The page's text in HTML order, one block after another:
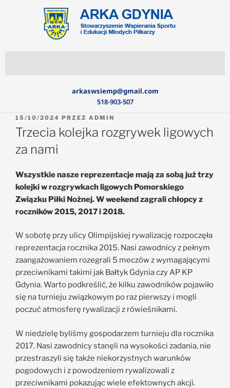
arkaswsiemp@gmail.com
518-903-507
15/10/2024 PRZEZ ADMIN
Trzecia kolejka rozgrywek ligowych
za nami
Wszystkie nasze reprezentacje mają za sobą już trzy
kolejki w rozgrywkach ligowych Pomorskiego
Związku Piłki Nożnej. W weekend zagrali chłopcy z
roczników 2015, 2017 i 2018.
W sobotę przy ulicy Olimpijskiej rywalizację rozpoczęła
reprezentacja rocznika 2015. Nasi zawodnicy z pełnym
zaangażowaniem rozegrali 5 meczów z wymagającymi
przeciwnikami takimi jak Bałtyk Gdynia czy AP KP
Gdynia. Warto podkreślić, że kilku zawodników pojawiło
się na turnieju związkowym po raz pierwszy i mogli
poczuć atmosferę rywalizacji z rówieśnikami.
W niedzielę byliśmy gospodarzem turnieju dla rocznika
2017. Nasi zawodnicy stanęli na wysokości zadania, nie
przestraszyli się także niekorzystnych warunków
pogodowych i z powodzeniem rywalizowali z
przeciwnikami pokazując wiele efektownych akcji.